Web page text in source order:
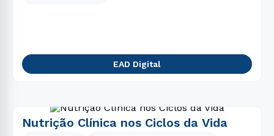
EAD Digital
Nutrição Clínica nos Ciclos da Vida
7º
odontologia
8º
direito
º pedagogia